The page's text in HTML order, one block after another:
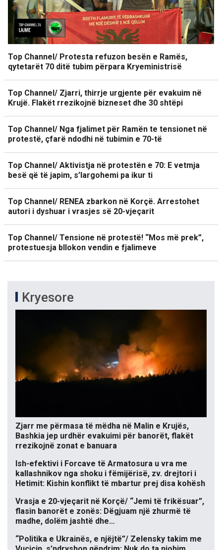
Top Channel/ Protesta refuzon besën e Ramës,
qytetarët 70 ditë tubim përpara Kryeministrisë
Top Channel/ Zjarri, thirrje urgjente për evakuim në
Krujë. Flakët rrezikojnë bizneset dhe 30 shtëpi
Top Channel/ Nga fjalimet për Ramën te tensionet në
protestë, çfarë ndodhi në tubimin e 70-të
Top Channel/ Aktivistja në protestën e 70: E vetmja
besë që të japim, s’largohemi pa ikur ti
Top Channel/ RENEA zbarkon në Korçë. Arrestohet
autori i dyshuar i vrasjes së 20-vjeçarit
Top Channel/ Tensione në protestë! “Mos më prek”,
protestuesja bllokon vendin e fjalimeve
Kryesore
Zjarr me përmasa të mëdha në Malin e Krujës,
Bashkia jep urdhër evakuimi për banorët, flakët
rrezikojnë zonat e banuara
Ish-efektivi i Forcave të Armatosura u vra me
kallashnikov nga shoku i fëmijërisë, zv. drejtori i
Hetimit: Kishin konflikt të mbartur prej disa kohësh
Vrasja e 20-vjeçarit në Korçë/ “Jemi të frikësuar”,
flasin banorët e zonës: Dëgjuam një zhurmë të
madhe, dolëm jashtë dhe…
“Politika e Ukrainës, e njëjtë”/ Zelensky takim me